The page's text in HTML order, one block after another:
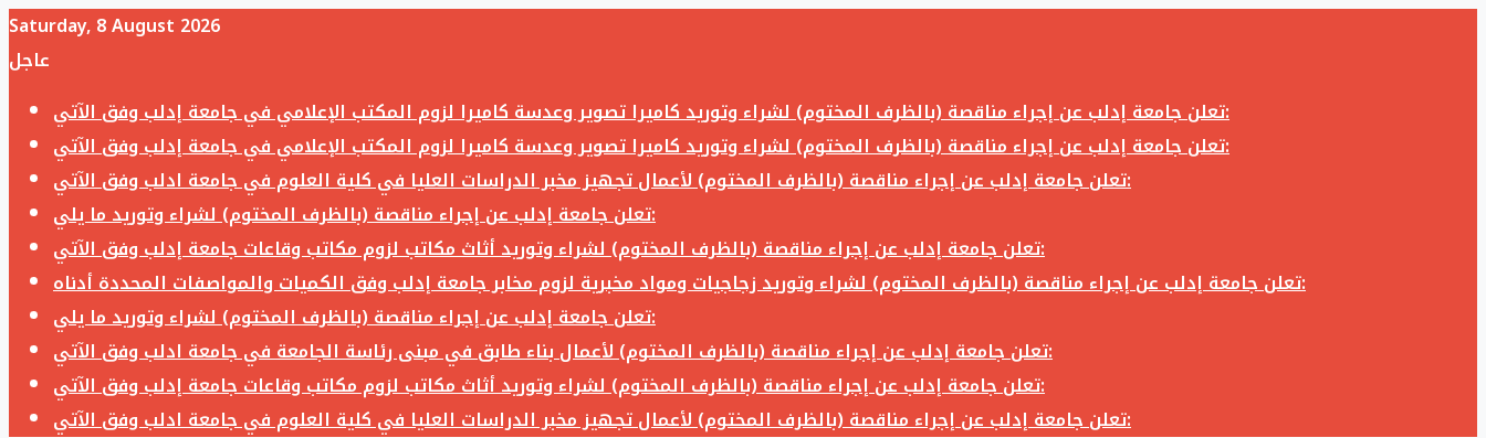
Saturday, 8 August 2026
عاجل
تعلن جامعة إدلب عن إجراء مناقصة (بالظرف المختوم) لشراء وتوريد كاميرا تصوير وعدسة كاميرا لزوم المكتب الإعلامي في جامعة إدلب وفق الآتي:
تعلن جامعة إدلب عن إجراء مناقصة (بالظرف المختوم) لشراء وتوريد كاميرا تصوير وعدسة كاميرا لزوم المكتب الإعلامي في جامعة إدلب وفق الآتي:
تعلن جامعة إدلب عن إجراء مناقصة (بالظرف المختوم) لأعمال تجهيز مخبر الدراسات العليا في كلية العلوم في جامعة ادلب وفق الآتي:
تعلن جامعة إدلب عن إجراء مناقصة (بالظرف المختوم) لشراء وتوريد ما يلي:
تعلن جامعة إدلب عن إجراء مناقصة (بالظرف المختوم) لشراء وتوريد أثاث مكاتب لزوم مكاتب وقاعات جامعة إدلب وفق الآتي:
تعلن جامعة إدلب عن إجراء مناقصة (بالظرف المختوم) لشراء وتوريد زجاجيات ومواد مخبرية لزوم مخابر جامعة إدلب وفق الكميات والمواصفات المحددة أدناه:
تعلن جامعة إدلب عن إجراء مناقصة (بالظرف المختوم) لشراء وتوريد ما يلي:
تعلن جامعة إدلب عن إجراء مناقصة (بالظرف المختوم) لأعمال بناء طابق في مبنى رئاسة الجامعة في جامعة ادلب وفق الآتي:
تعلن جامعة إدلب عن إجراء مناقصة (بالظرف المختوم) لشراء وتوريد أثاث مكاتب لزوم مكاتب وقاعات جامعة إدلب وفق الآتي:
تعلن جامعة إدلب عن إجراء مناقصة (بالظرف المختوم) لأعمال تجهيز مخبر الدراسات العليا في كلية العلوم في جامعة ادلب وفق الآتي: